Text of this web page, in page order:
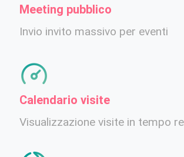
Meeting pubblico
Invio invito massivo per eventi
Calendario visite
Visualizzazione visite in tempo